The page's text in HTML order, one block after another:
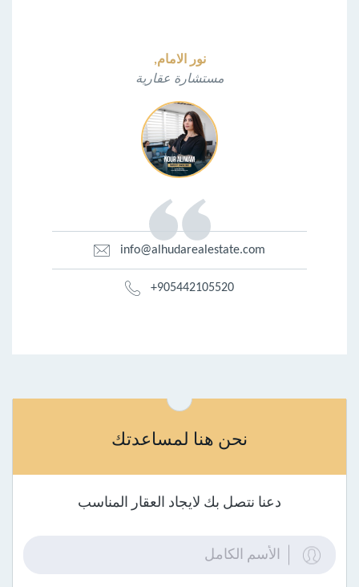
نور الامام,
مستشارة عقارية
info@alhudarealestate.com
+905442105520
نحن هنا لمساعدتك
دعنا نتصل بك لايجاد العقار المناسب